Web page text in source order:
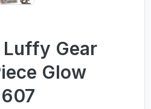
Luffy Gear
Glow